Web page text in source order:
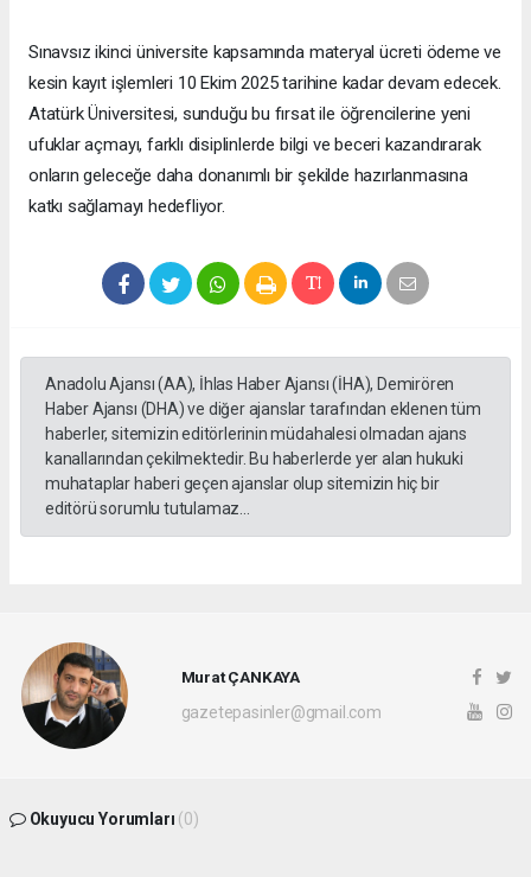
Sınavsız ikinci üniversite kapsamında materyal ücreti ödeme ve
kesin kayıt işlemleri 10 Ekim 2025 tarihine kadar devam edecek.
Atatürk Üniversitesi, sunduğu bu fırsat ile öğrencilerine yeni
ufuklar açmayı, farklı disiplinlerde bilgi ve beceri kazandırarak
onların geleceğe daha donanımlı bir şekilde hazırlanmasına
katkı sağlamayı hedefliyor.
Anadolu Ajansı (AA), İhlas Haber Ajansı (İHA), Demirören
Haber Ajansı (DHA) ve diğer ajanslar tarafından eklenen tüm
haberler, sitemizin editörlerinin müdahalesi olmadan ajans
kanallarından çekilmektedir. Bu haberlerde yer alan hukuki
muhataplar haberi geçen ajanslar olup sitemizin hiç bir
editörü sorumlu tutulamaz...
Murat ÇANKAYA
gazetepasinler@gmail.com
Okuyucu Yorumları (0)